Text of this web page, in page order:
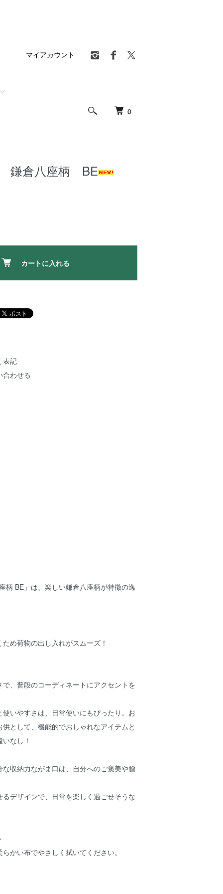
0
マイアカウント
鎌倉八座柄 BE
カートに入れる
表記
合わせる
柄 BE」は、楽しい鎌倉八座柄が特徴の逸
め荷物の出し入れがスムーズ！
、普段のコーディネートにアクセントを
いやすさは、日常使いにもぴったり。お
として、機能的でおしゃれなアイテムと
なし！
収納力ながま口は、自分へのご褒美や贈
デザインで、日常を楽しく過ごせそうな
かい布でやさしく拭いてください。